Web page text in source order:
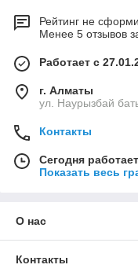
Рейтинг не
Менее 5 отзывов
Работает с
г. Алматы
ул. Наурызбай
Контакты
Сегодня
Показать весь
О нас
Контакты